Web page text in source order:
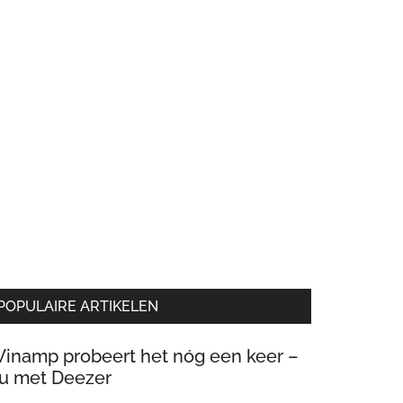
ARTIKELEN
probeert het nóg een keer –
met Deezer